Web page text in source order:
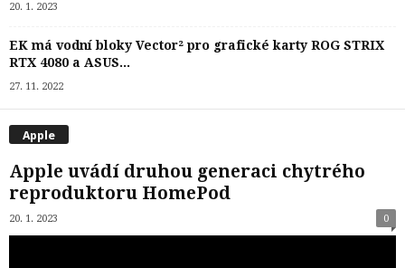
20. 1. 2023
EK má vodní bloky Vector² pro grafické karty ROG STRIX
RTX 4080 a ASUS...
27. 11. 2022
Apple
Apple uvádí druhou generaci chytrého
reproduktoru HomePod
20. 1. 2023 0